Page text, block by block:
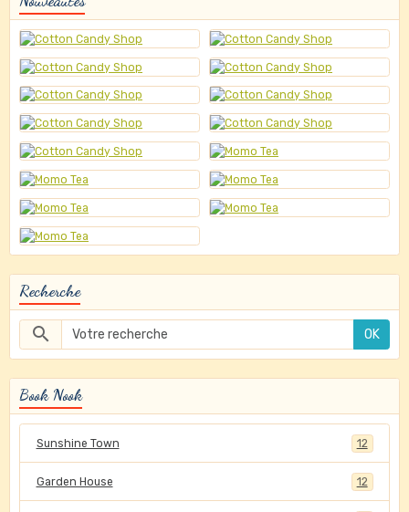
Recherche
OK
Book Nook
Sunshine Town 12
Garden House 12